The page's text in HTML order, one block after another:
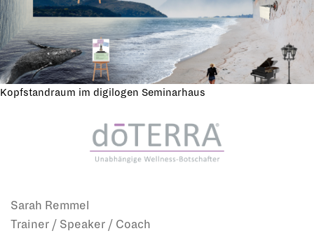
Kopfstandraum im digilogen Seminarhaus
Sarah Remmel
Trainer / Speaker / Coach